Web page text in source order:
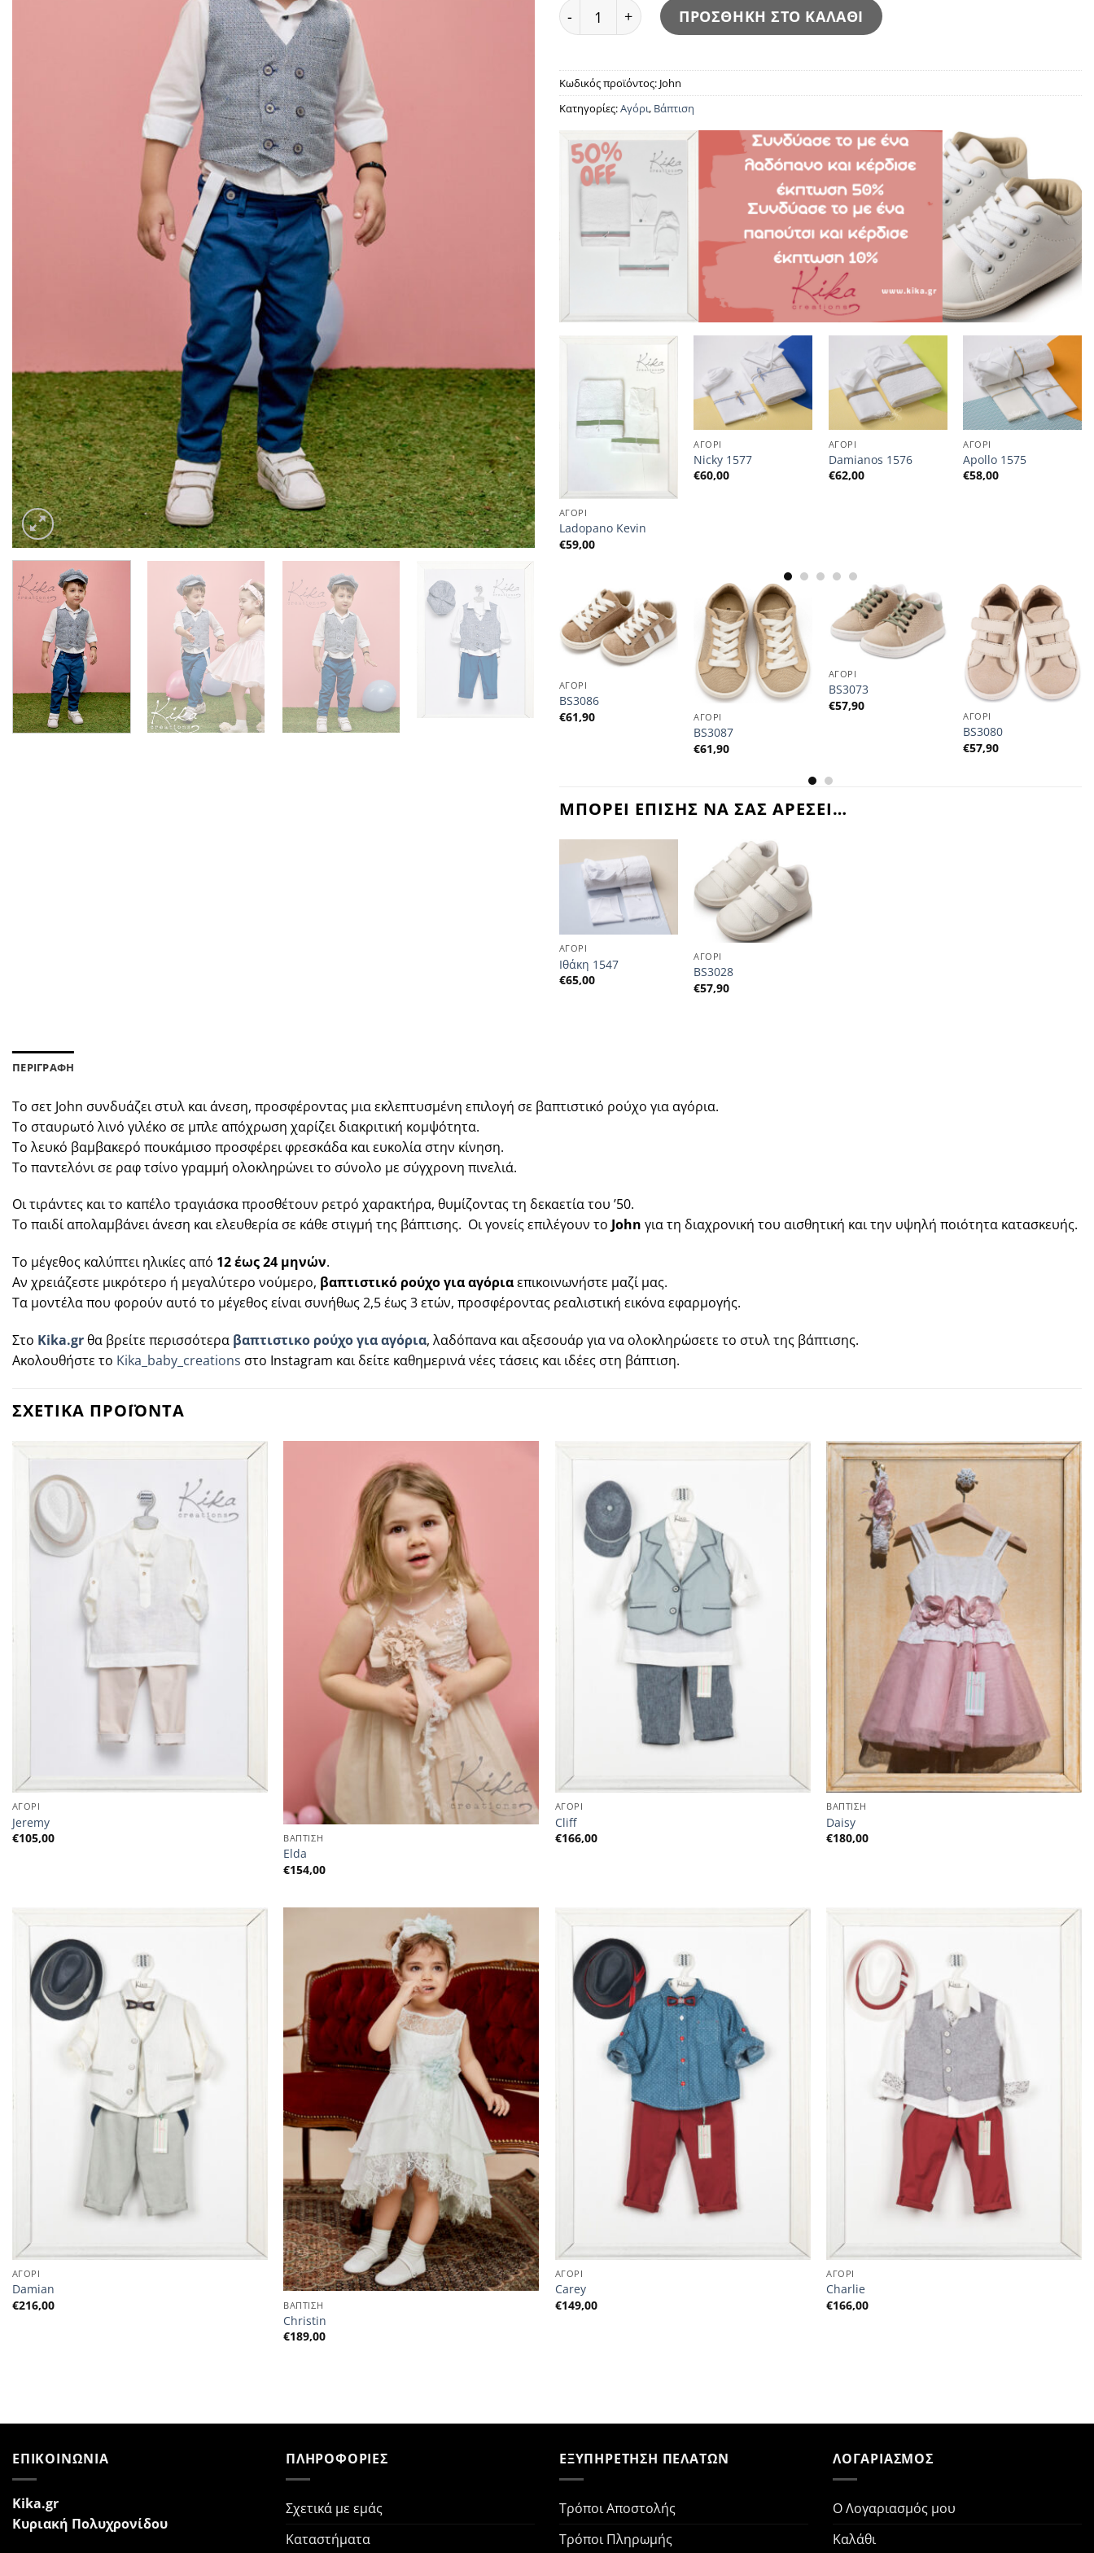
John ποσότητα ΠΡΟΣΘΗΚΗ ΣΤΟ ΚΑΛΑΘΙ
Κωδικός προϊόντος: John
Κατηγορίες:Αγόρι, Βάπτιση
ΑΓΟΡΙ
Ladopano Kevin
€59,00
ΑΓΟΡΙ
Nicky 1577
€60,00
ΑΓΟΡΙ
Damianos 1576
€62,00
ΑΓΟΡΙ
Apollo 1575
€58,00
ΑΓΟΡΙ
Albert 1501
€62,00
ΑΓΟΡΙ
Lucas 1498
€61,00
ΑΓΟΡΙ
Κομπολόι 1452
€59,00
ΑΓΟΡΙ
Αερόστατο 1380
€70,00
ΑΓΟΡΙ
BS3086
€61,90 ΑΓΟΡΙ
BS3087
€61,90
ΑΓΟΡΙ
BS3073
€57,90
ΑΓΟΡΙ
BS3080
€57,90
BS3085
€59,90
ΑΓΟΡΙ
BS3062
€57,90
BS3030
€ 55,90
BS3028
ΜΠΟΡΕΙ ΕΠΙΣΗΣ ΝΑ ΣΑΣ ΑΡΕΣΕΙ…
ΑΓΟΡΙ
Ιθάκη 1547
€65,00
ΑΓΟΡΙ
BS3028
€57,90
ΠΕΡΙΓΡΑΦΗ
Το σετ John συνδυάζει στυλ και άνεση, προσφέροντας μια εκλεπτυσμένη επιλογή σε βαπτιστικό ρούχο για αγόρια.
Το σταυρωτό λινό γιλέκο σε μπλε απόχρωση χαρίζει διακριτική κομψότητα.
Το λευκό βαμβακερό πουκάμισο προσφέρει φρεσκάδα και ευκολία στην κίνηση.
Το παντελόνι σε ραφ τσίνο γραμμή ολοκληρώνει το σύνολο με σύγχρονη πινελιά.
Οι τιράντες και το καπέλο τραγιάσκα προσθέτουν ρετρό χαρακτήρα, θυμίζοντας τη δεκαετία του ’50.
Το παιδί απολαμβάνει άνεση και ελευθερία σε κάθε στιγμή της βάπτισης. Οι γονείς επιλέγουν το John για τη διαχρονική του αισθητική και την υψηλή ποιότητα κατασκευής.
Το μέγεθος καλύπτει ηλικίες από 12 έως 24 μηνών.
Αν χρειάζεστε μικρότερο ή μεγαλύτερο νούμερο, βαπτιστικό ρούχο για αγόριαεπικοινωνήστε μαζί μας.
Τα μοντέλα που φορούν αυτό το μέγεθος είναι συνήθως 2,5 έως 3 ετών, προσφέροντας ρεαλιστική εικόνα εφαρμογής.
Στο Kika.grθα βρείτε περισσότερα βαπτιστικο ρούχο για αγόρια, λαδόπανα και αξεσουάρ για να ολοκληρώσετε το στυλ της βάπτισης.
Ακολουθήστε το Kika_baby_creations στο Instagram και δείτε καθημερινά νέες τάσεις και ιδέες στη βάπτιση.
ΣΧΕΤΙΚΑ ΠΡΟΪΟΝΤΑ
ΑΓΟΡΙ
Jeremy
€105,00 ΒΑΠΤΙΣΗ
Elda
€154,00
ΑΓΟΡΙ
Cliff
€166,00
ΒΑΠΤΙΣΗ
Daisy
€180,00
ΑΓΟΡΙ
Damian
€216,00 ΒΑΠΤΙΣΗ
Christin
€189,00
ΑΓΟΡΙ
Carey
€149,00
ΑΓΟΡΙ
Charlie
€166,00
ΕΠΙΚΟΙΝΩΝΙΑ
Kika.gr
Κυριακή Πολυχρονίδου
ΠΛΗΡΟΦΟΡΙΕΣ
Σχετικά με εμάς
Καταστήματα
ΕΞΥΠΗΡΕΤΗΣΗ ΠΕΛΑΤΩΝ
Τρόποι Αποστολής
Τρόποι Πληρωμής
ΛΟΓΑΡΙΑΣΜΟΣ
Ο Λογαριασμός μου
Καλάθι